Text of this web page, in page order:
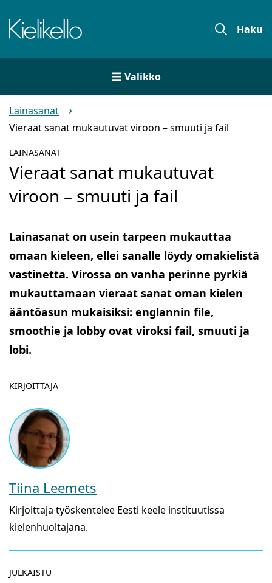
sisältöön
Etusivu Haku
Valikko
Lainasanat
Vieraat sanat mukautuvat viroon – smuuti ja fail
LAINASANAT
Vieraat sanat mukautuvat
viroon – smuuti ja fail
Lainasanat on usein tarpeen mukauttaa
omaan kieleen, ellei sanalle löydy omakielistä
vastinetta. Virossa on vanha perinne pyrkiä
mukauttamaan vieraat sanat oman kielen
ääntöasun mukaisiksi: englannin file,
smoothie ja lobby ovat viroksi fail, smuuti ja
lobi.
KIRJOITTAJA
Tiina Leemets
Kirjoittaja työskentelee Eesti keele instituutissa
kielenhuoltajana.
JULKAISTU